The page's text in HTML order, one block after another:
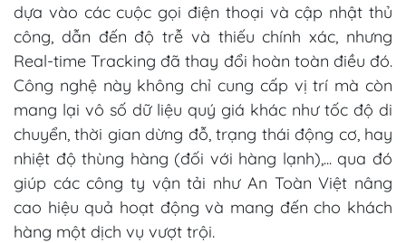
dựa vào các cuộc gọi điện thoại và cập nhật thủ
công, dẫn đến độ trễ và thiếu chính xác, nhưng
Real-time Tracking đã thay đổi hoàn toàn điều đó.
Công nghệ này không chỉ cung cấp vị trí mà còn
mang lại vô số dữ liệu quý giá khác như tốc độ di
chuyển, thời gian dừng đỗ, trạng thái động cơ, hay
nhiệt độ thùng hàng (đối với hàng lạnh),... qua đó
giúp các công ty vận tải như An Toàn Việt nâng
cao hiệu quả hoạt động và mang đến cho khách
hàng một dịch vụ vượt trội.